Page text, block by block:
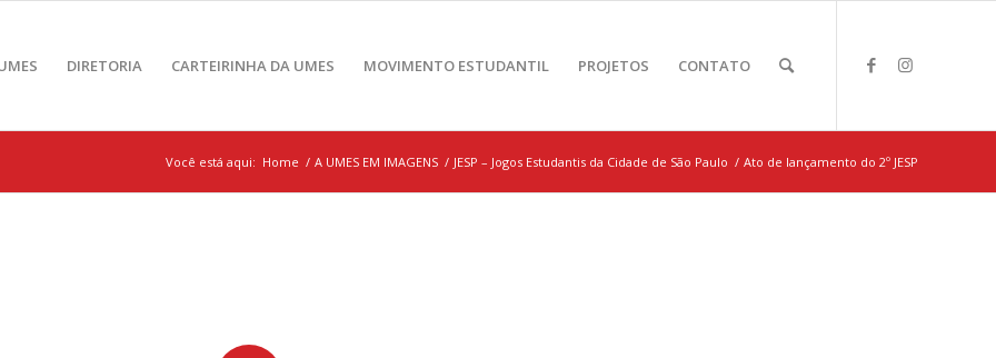
DIRETORIA CARTEIRINHA DA UMES MOVIMENTO ESTUDANTIL PROJETOS CONTATO
Você está aqui: Home / A UMES EM IMAGENS / JESP – Jogos Estudantis da Cidade de São Paulo / Ato de lançamento do 2º JESP